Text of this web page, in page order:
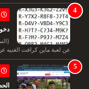
عن لعبة ماين كرافت